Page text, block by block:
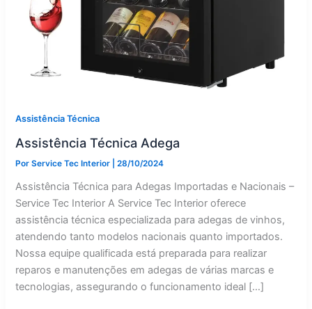
Assistência Técnica
Assistência Técnica Adega
PorService Tec Interior |28/10/2024
Assistência Técnica para Adegas Importadas e Nacionais –
Service Tec Interior A Service Tec Interior oferece
assistência técnica especializada para adegas de vinhos,
atendendo tanto modelos nacionais quanto importados.
Nossa equipe qualificada está preparada para realizar
reparos e manutenções em adegas de várias marcas e
tecnologias, assegurando o funcionamento ideal […]